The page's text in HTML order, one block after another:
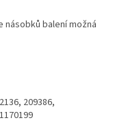
násobků balení možná
209386,